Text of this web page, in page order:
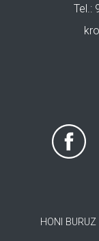
Tel.:
HONI BURUZ